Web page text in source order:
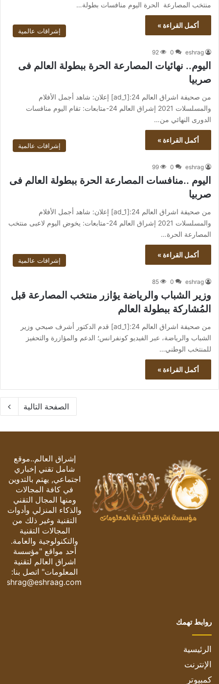
منتخب المصارعة الحرة اليوم منافسات بطولة…
أكمل القراءة »
إشراقات عالمية
eshrag
0
92
اليوم.. نهائيات المصارعة الحرة ببطولة العالم فى
صربيا
من صحيفة اشراق العالم 24:[ad_1] إعلان: شاهد أجمل الأفلام
والمسلسلات 2021 إشراق العالم 24-متابعات: تقام اليوم منافسات
الدورى النهائي من…
أكمل القراءة »
إشراقات عالمية
eshrag
0
99
اليوم ..منافسات المصارعة الحرة ببطولة العالم فى
صربيا
من صحيفة اشراق العالم 24:[ad_1] إعلان: شاهد أجمل الأفلام
والمسلسلات 2021 إشراق العالم 24-متابعات: يخوض اليوم لاعبى منتخب
المصارعة الحرة…
أكمل القراءة »
إشراقات عالمية
eshrag
0
85
وزير الشباب والرياضة يؤازر منتخب المصارعة قبل
المُشاركة ببطولة العالم
من صحيفة اشراق العالم 24:[ad_1] قدم الدكتور أشرف صبحي وزير
الشباب والرياضة، عبر الفيديو كونفرانس؛ الدعم والمؤازرة والتحفيز
للمنتخب الوطني…
أكمل القراءة »
الصفحة التالية
إشراق العالم..موقع
شامل تقني إخباري
اجتماعي, يهتم بالتدوين
في كافة المجالات
ومنها المجال التقني
والذكاء المنزلي وأدوات
التقنية وغير ذلك من
المجالات التقنية
والتكنولوجية والعامة.
أحد مواقع "مؤسسة
اشراق العالم لتقنية
المعلومات" اتصل بنا:
eshrag@eshraag.com
روابط تهمك
الرئيسية
الإنترنت
كمبيوتر